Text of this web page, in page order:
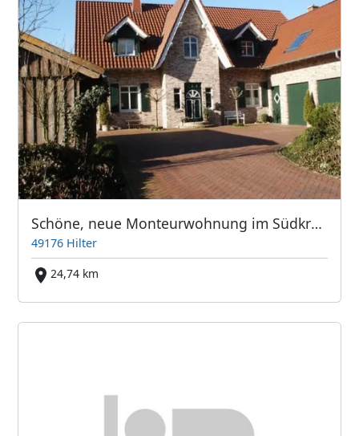
Schöne, neue Monteurwohnung im Südkreis Osnabrück Hilter a.T.W.
49176 Hilter
24,74 km